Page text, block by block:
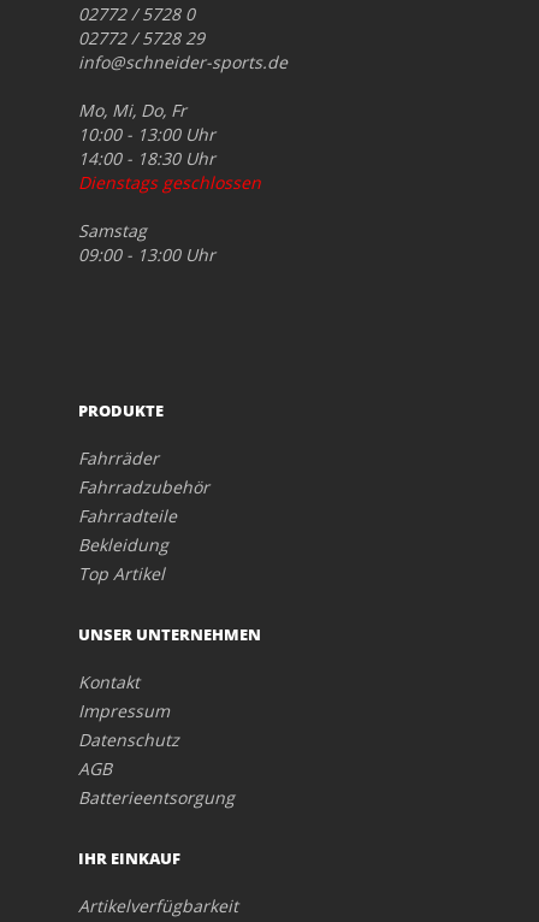
02772 / 5728 0
02772 / 5728 29
info@schneider-sports.de
Mo, Mi, Do, Fr
10:00 - 13:00 Uhr
14:00 - 18:30 Uhr
Dienstags geschlossen
Samstag
09:00 - 13:00 Uhr
PRODUKTE
Fahrräder
Fahrradzubehör
Fahrradteile
Bekleidung
Top Artikel
UNSER UNTERNEHMEN
Kontakt
Impressum
Datenschutz
AGB
Batterieentsorgung
IHR EINKAUF
Artikelverfügbarkeit